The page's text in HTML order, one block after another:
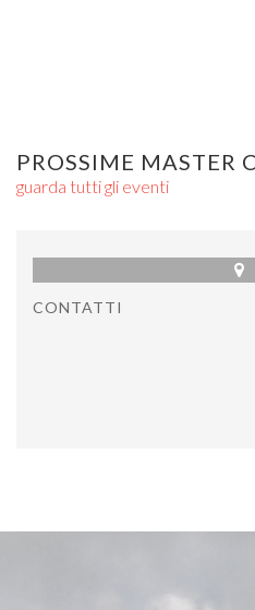
PROSSIME MASTER
guarda tutti gli eventi
CONTATTI